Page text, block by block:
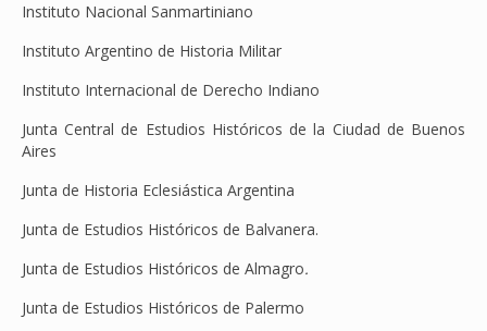
Instituto Nacional Sanmartiniano
Instituto Argentino de Historia Militar
Instituto Internacional de Derecho Indiano
Junta Central de Estudios Históricos de la Ciudad de Buenos
Aires
Junta de Historia Eclesiástica Argentina
Junta de Estudios Históricos de Balvanera.
Junta de Estudios Históricos de Almagro.
Junta de Estudios Históricos de Palermo